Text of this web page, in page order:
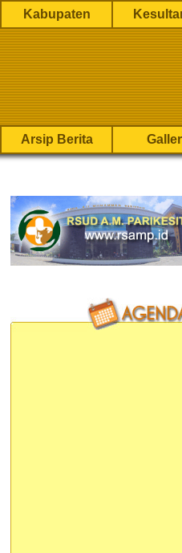
Kabupaten
Arsip Berita